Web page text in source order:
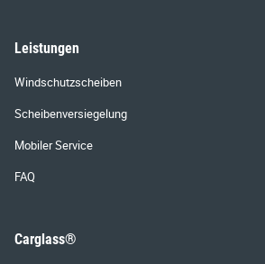
Leistungen
Windschutzscheiben
Scheibenversiegelung
Mobiler Service
FAQ
Carglass®